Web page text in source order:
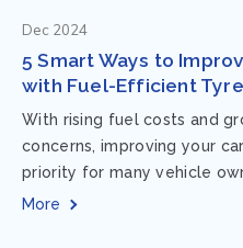
Dec 2024
5 Smart Ways to
with Fuel-Efficient
With rising fuel costs and
concerns, improving your
priority for many vehicle
maintenance and smart
More